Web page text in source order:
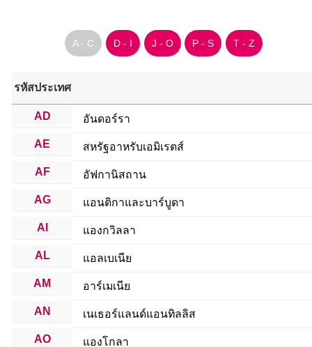
A - C D - I J - O P - S T - Z
รหัสประเทศ
AD อันดอร์รา
AE สหรัฐอาหรับเอมิเรตส์
AF อัฟกานิสถาน
AG แอนติกาและบาร์บูดา
AI แองกวิลลา
AL แอลเบเนีย
AM อาร์เมเนีย
AN เนเธอร์แลนด์แอนทิลลิส
AO แองโกลา